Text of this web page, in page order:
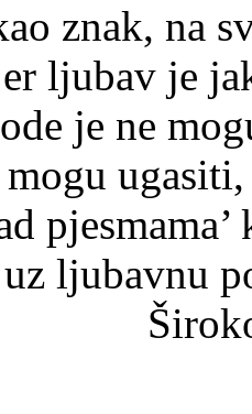
znak, na
ljubav je
je ne
mogu
ljubavnu